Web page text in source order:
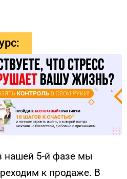
нашей 5-й фазе мы
к продаже. В